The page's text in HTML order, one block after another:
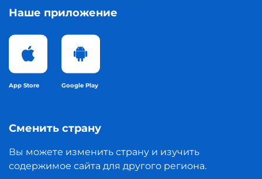
Наше приложение
App Store Google Play
Сменить страну
Вы можете изменить страну и изучить
содержимое сайта для другого региона.